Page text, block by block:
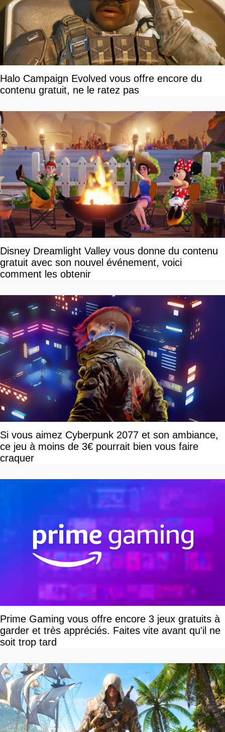
Halo Campaign Evolved vous offre encore du
contenu gratuit, ne le ratez pas
Disney Dreamlight Valley vous donne du contenu
gratuit avec son nouvel événement, voici
comment les obtenir
Si vous aimez Cyberpunk 2077 et son ambiance,
ce jeu à moins de 3€ pourrait bien vous faire
craquer
Prime Gaming vous offre encore 3 jeux gratuits à
garder et très appréciés. Faites vite avant qu'il ne
soit trop tard